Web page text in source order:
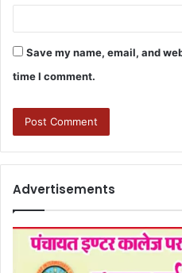
Save my name, email, and
time I comment.
Advertisements